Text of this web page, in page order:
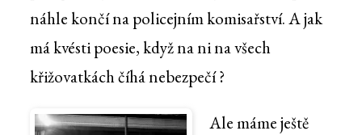
náhle končí na policejním komisařství. A jak
má kvésti poesie, když na ni na všech
křižovatkách číhá nebezpečí ?
Ale máme ještě